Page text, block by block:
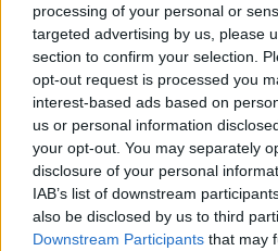
processing of your personal or
targeted advertising by us, please
section to confirm your selection.
opt-out request is processed you
interest-based ads based on
us or personal information
your opt-out. You may separately
disclosure of your personal
IAB’s list of downstream
also be disclosed by us to third
Downstream Participants that may
Connor McDavid vei NHL:n All